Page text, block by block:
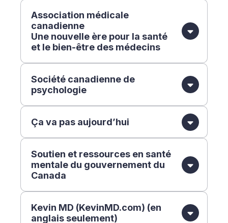
Association médicale
canadienne
Une nouvelle ère pour la santé
et le bien-être des médecins
Société canadienne de
psychologie
Ça va pas aujourd’hui
Soutien et ressources en santé
mentale du gouvernement du
Canada
Kevin MD (KevinMD.com) (en
anglais seulement)